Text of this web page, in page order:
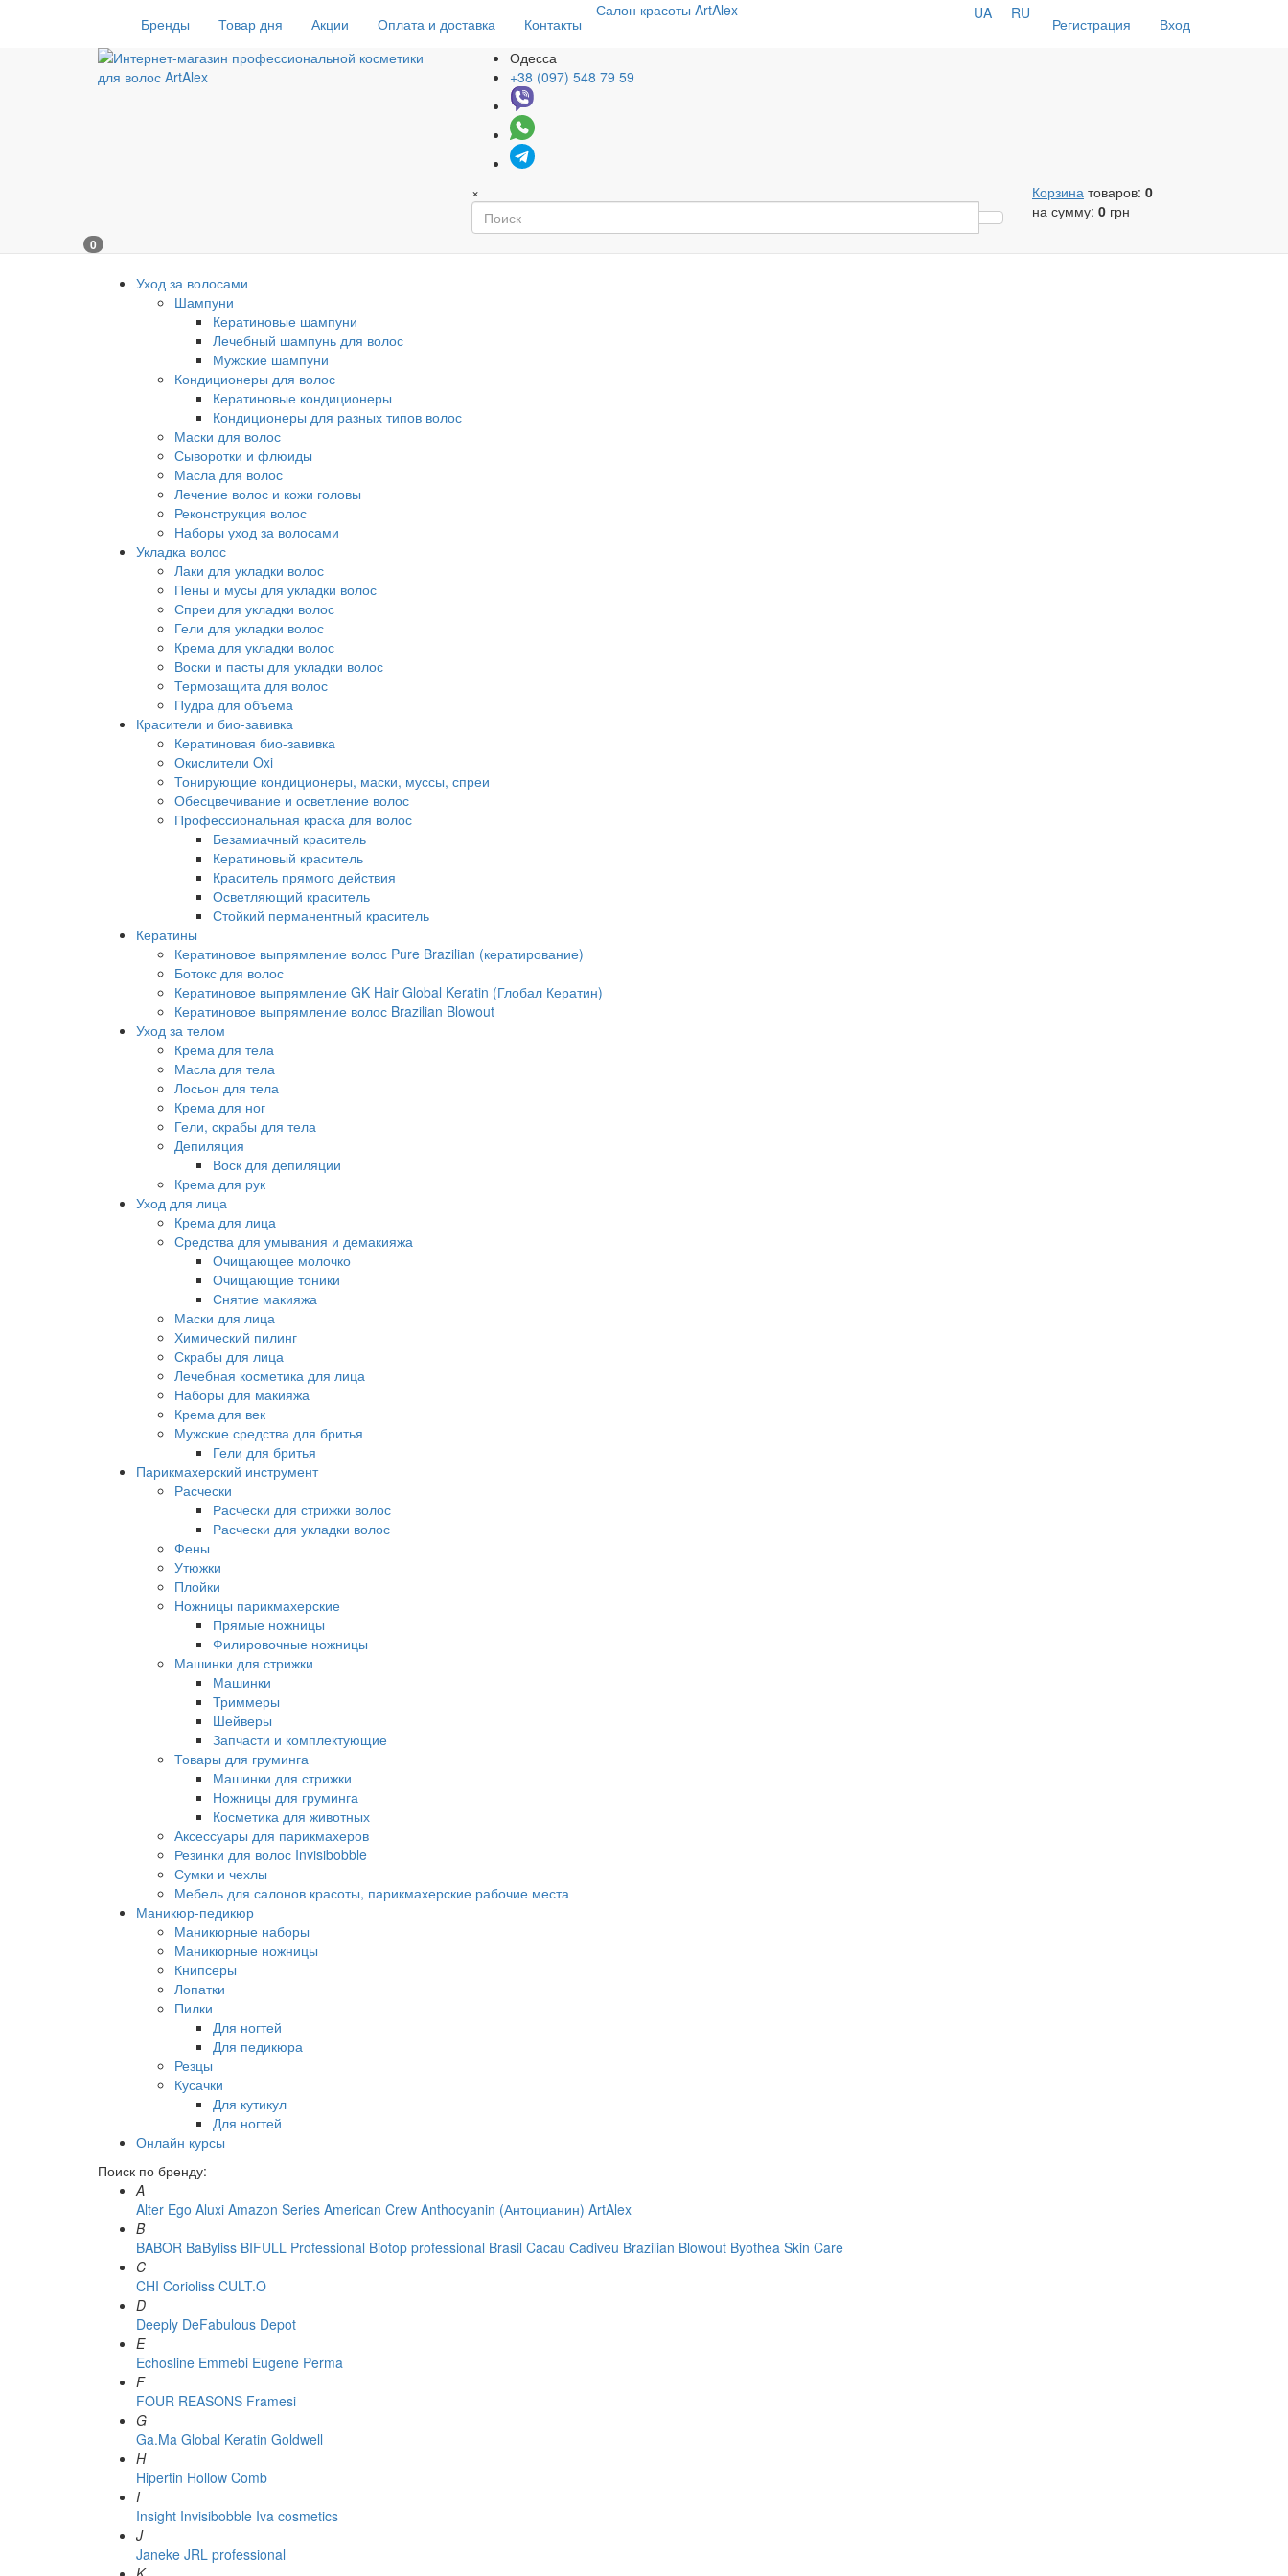
Бренды Товар дня Акции Оплата и доставка Контакты
Салон красоты ArtAlex
Регистрация Вход
UA RU
Одесса
+38 (097) 548 79 59
× Корзина товаров: 0
на сумму: 0 грн
0
Уход за волосами
Шампуни
Кератиновые шампуни
Лечебный шампунь для волос
Мужские шампуни
Кондиционеры для волос
Кератиновые кондиционеры
Кондиционеры для разных типов волос
Маски для волос
Сыворотки и флюиды
Масла для волос
Лечение волос и кожи головы
Реконструкция волос
Наборы уход за волосами
Укладка волос
Лаки для укладки волос
Пены и мусы для укладки волос
Спреи для укладки волос
Гели для укладки волос
Крема для укладки волос
Воски и пасты для укладки волос
Термозащита для волос
Пудра для объема
Красители и био-завивка
Кератиновая био-завивка
Окислители Oxi
Тонирующие кондиционеры, маски, муссы, спреи
Обесцвечивание и осветление волос
Профессиональная краска для волос
Безамиачный краситель
Кератиновый краситель
Краситель прямого действия
Осветляющий краситель
Стойкий перманентный краситель
Кератины
Кератиновое выпрямление волос Pure Brazilian (кератирование)
Ботокс для волос
Кератиновое выпрямление GK Hair Global Keratin (Глобал Кератин)
Кератиновое выпрямление волос Brazilian Blowout
Уход за телом
Крема для тела
Масла для тела
Лосьон для тела
Крема для ног
Гели, скрабы для тела
Депиляция
Воск для депиляции
Крема для рук
Уход для лица
Крема для лица
Средства для умывания и демакияжа
Очищающее молочко
Очищающие тоники
Снятие макияжа
Маски для лица
Химический пилинг
Скрабы для лица
Лечебная косметика для лица
Наборы для макияжа
Крема для век
Мужские средства для бритья
Гели для бритья
Парикмахерский инструмент
Расчески
Расчески для стрижки волос
Расчески для укладки волос
Фены
Утюжки
Плойки
Ножницы парикмахерские
Прямые ножницы
Филировочные ножницы
Машинки для стрижки
Машинки
Триммеры
Шейверы
Запчасти и комплектующие
Товары для груминга
Машинки для стрижки
Ножницы для груминга
Косметика для животных
Аксессуары для парикмахеров
Резинки для волос Invisibobble
Сумки и чехлы
Мебель для салонов красоты, парикмахерские рабочие места
Маникюр-педикюр
Маникюрные наборы
Маникюрные ножницы
Книпсеры
Лопатки
Пилки
Для ногтей
Для педикюра
Резцы
Кусачки
Для кутикул
Для ногтей
Онлайн курсы
Поиск по бренду:
A
Alter Ego Aluxi Amazon Series American Crew Anthocyanin (Антоцианин) ArtAlex
B
BABOR BaByliss BIFULL Professional Biotop professional Brasil Cacau Сadiveu Brazilian Blowout Byothea Skin Care
C
CHI Corioliss CULT.O
D
Deeply DeFabulous Depot
E
Echosline Emmebi Eugene Perma
F
FOUR REASONS Framesi
G
Ga.Ma Global Keratin Goldwell
H
Hipertin Hollow Comb
I
Insight Invisibobble Iva cosmetics
J
Janeke JRL professional